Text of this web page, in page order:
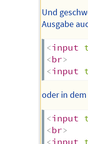
Und
Ausgabe
<input
<br>
<input
oder in
<input
<br>